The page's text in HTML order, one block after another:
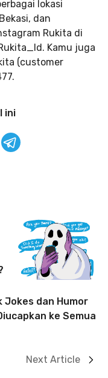
lokasi
dan
Rukita di
Kamu juga
(customer
ini
Jokes dan Humor
ke Semua
Next Article